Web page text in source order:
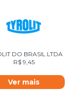
DO BRASIL LTDA
R$9,45
Ver mais